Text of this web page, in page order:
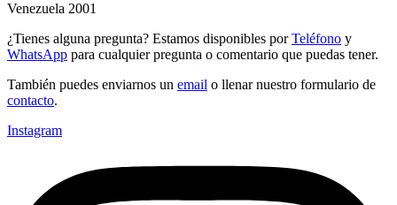
Venezuela 2001
¿Tienes alguna pregunta? Estamos disponibles porTeléfono y
WhatsApp para cualquier pregunta o comentario que puedas tener.
También puedes enviarnos un email o llenar nuestro formulario de
contacto.
Instagram